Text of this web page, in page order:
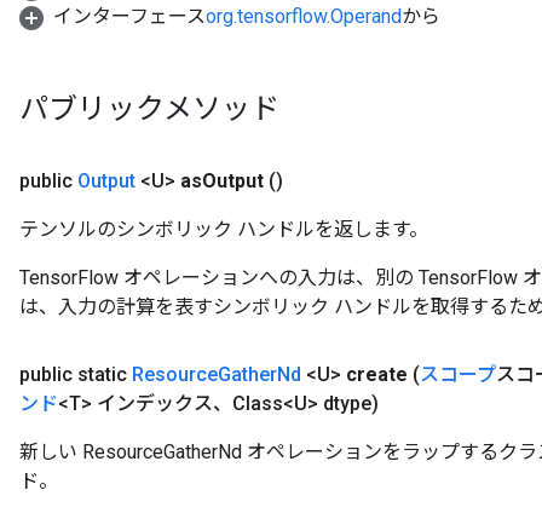
インターフェースorg.tensorflow.Operandから
パブリックメソッド
public Output <U> asOutput ()
テンソルのシンボリック ハンドルを返します。
TensorFlow オペレーションへの入力は、別の TensorFlow
は、入力の計算を表すシンボリック ハンドルを取得するた
public static ResourceGatherNd <U> create (スコープスコ
ンド<T> インデックス、Class<U> dtype)
新しい ResourceGatherNd オペレーションをラップするク
ド。